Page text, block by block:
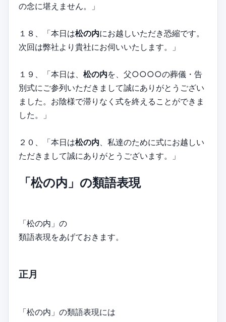
の念に堪えません。」
１８、「本日は松の内にお越しいただき恐縮です。
次回は弊社より貴社にお伺いいたします。」
１９、「本日は、 松の内を、父○○○○の葬儀・告
別式にご参列いただきまして誠にありがとうござい
ました。お陰様で滞りなく式を終えることができま
した。」
２０、「本日は松の内 、私達のために式にお越しい
ただきまして誠にありがとうございます。」
「松の内」の類語表現
「松の内」の
類語表現をあげておきます。
正月
「松の内」の類語表現には